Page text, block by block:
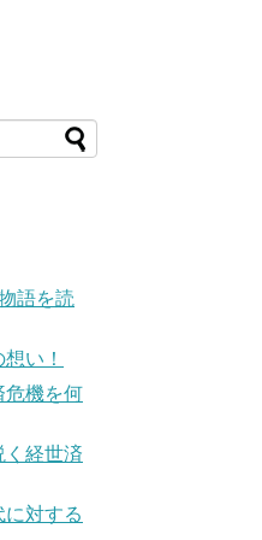
語を読
い！
危機を何
く経世済
対する